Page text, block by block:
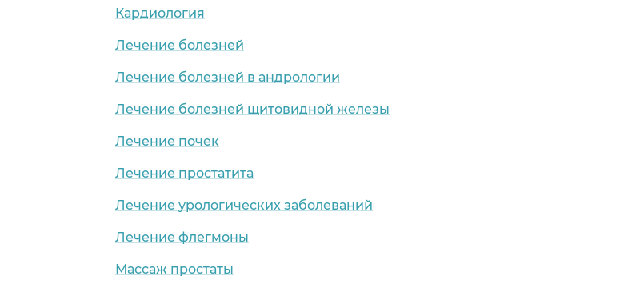
Кардиология
Лечение болезней
Лечение болезней в андрологии
Лечение болезней щитовидной железы
Лечение почек
Лечение простатита
Лечение урологических заболеваний
Лечение флегмоны
Массаж простаты